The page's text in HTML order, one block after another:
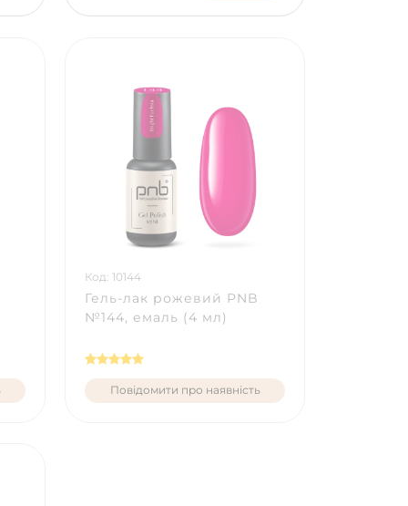
Код: 10144
Гель-лак рожевий PNB
№144, емаль (4 мл)
Повідомити про наявність